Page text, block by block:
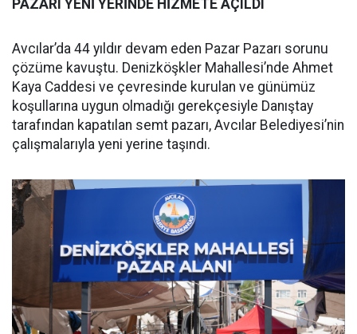
PAZARI YENİ YERİNDE HİZMETE AÇILDI
Avcılar’da 44 yıldır devam eden Pazar Pazarı sorunu
çözüme kavuştu. Denizköşkler Mahallesi’nde Ahmet
Kaya Caddesi ve çevresinde kurulan ve günümüz
koşullarına uygun olmadığı gerekçesiyle Danıştay
tarafından kapatılan semt pazarı, Avcılar Belediyesi’nin
çalışmalarıyla yeni yerine taşındı.